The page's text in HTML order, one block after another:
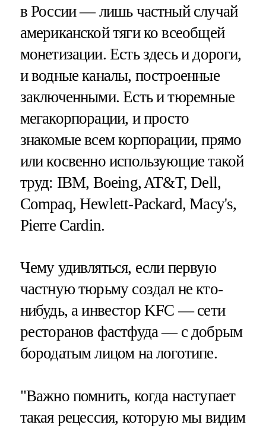
в России — лишь частный случай
американской тяги ко всеобщей
монетизации. Есть здесь и дороги,
и водные каналы, построенные
заключенными. Есть и тюремные
мегакорпорации, и просто
знакомые всем корпорации, прямо
или косвенно использующие такой
труд: IBM, Boeing, AT&T, Dell,
Compaq, Hewlett-Packard, Macy's,
Pierre Cardin.
Чему удивляться, если первую
частную тюрьму создал не кто-
нибудь, а инвестор KFC — сети
ресторанов фастфуда — с добрым
бородатым лицом на логотипе.
"Важно помнить, когда наступает
такая рецессия, которую мы видим